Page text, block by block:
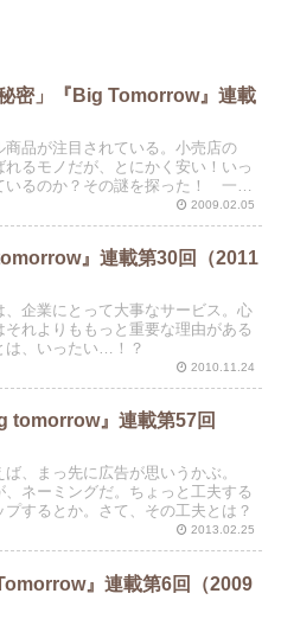
密」『Big Tomorrow』連載
品が注目されている。小売店の
れるモノだが、とにかく安い！いっ
るのか？その謎を探った！ 一流
2009.02.05
』連載第30回（2011
、企業にとって大事なサービス。心
れよりももっと重要な理由がある
は、いったい…！？
2010.11.24
tomorrow』連載第57回
、まっ先に広告が思いうかぶ。
ネーミングだ。ちょっと工夫する
するとか。さて、その工夫とは？
2013.02.25
』連載第6回（2009